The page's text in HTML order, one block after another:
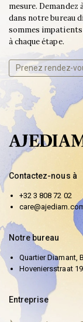
mesure. Demandez
dans notre bureau
sommes
à chaque étape.
Prenez rendez-
Contactez-nous à
+32 3 808 72 02
Notre bureau
Quartier Diamant,
Hoveniersstraat
Entreprise